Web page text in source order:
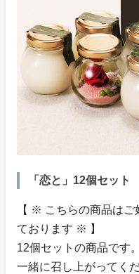
「恋と」12個セット
【 ※ こちらの商品は
ております ※ 】
12個セットの商品です
一緒に召し上がってくだ